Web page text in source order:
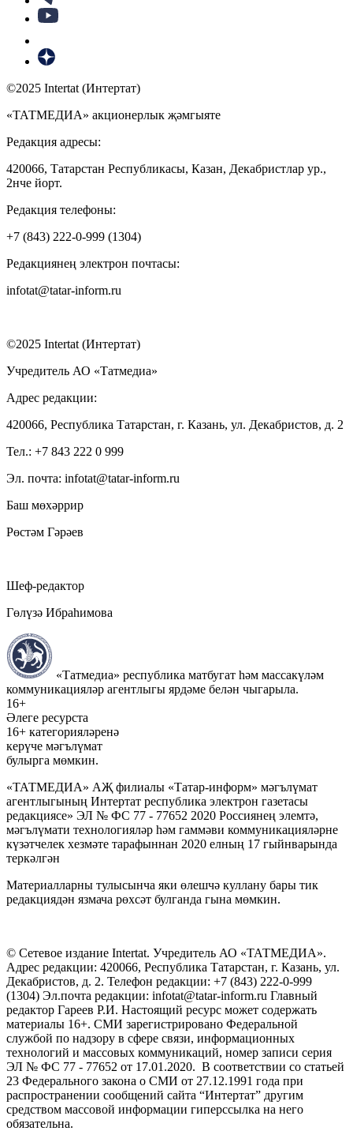
©2025 Intertat (Интертат)
«ТАТМЕДИА» акционерлык җәмгыяте
Редакция адресы:
420066, Татарстан Республикасы, Казан, Декабристлар ур.,
2нче йорт.
Редакция телефоны:
+7 (843) 222-0-999 (1304)
Редакциянең электрон почтасы:
infotat@tatar-inform.ru
©2025 Intertat (Интертат)
Учредитель АО «Татмедиа»
Адрес редакции:
420066, Республика Татарстан, г. Казань, ул. Декабристов, д. 2
Тел.: +7 843 222 0 999
Эл. почта: infotat@tatar-inform.ru
Баш мөхәррир
Рөстәм Гәрәев
Шеф-редактор
Гөлүзә Ибраһимова
«Татмедиа» республика матбугат һәм массакүләм
коммуникацияләр агентлыгы ярдәме белән чыгарыла.
16+
Әлеге ресурста
16+ категорияләренә
керүче мәгълүмат
булырга мөмкин.
«ТАТМЕДИА» АҖ филиалы «Татар-информ» мәгълүмат
агентлыгының Интертат республика электрон газетасы
редакциясе» ЭЛ № ФС 77 - 77652 2020 Россиянең элемтә,
мәгълүмати технологияләр һәм гаммәви коммуникацияләрне
күзәтчелек хезмәте тарафыннан 2020 елның 17 гыйнварында
теркәлгән
Материалларны тулысынча яки өлешчә куллану бары тик
редакциядән язмача рөхсәт булганда гына мөмкин.
© Сетевое издание Intertat. Учредитель АО «ТАТМЕДИА».
Адрес редакции: 420066, Республика Татарстан, г. Казань, ул.
Декабристов, д. 2. Телефон редакции: +7 (843) 222-0-999
(1304) Эл.почта редакции: infotat@tatar-inform.ru Главный
редактор Гареев Р.И. Настоящий ресурс может содержать
материалы 16+. СМИ зарегистрировано Федеральной
службой по надзору в сфере связи, информационных
технологий и массовых коммуникаций, номер записи серия
ЭЛ № ФС 77 - 77652 от 17.01.2020. В соответствии со статьей
23 Федерального закона о СМИ от 27.12.1991 года при
распространении сообщений сайта “Интертат” другим
средством массовой информации гиперссылка на него
обязательна.